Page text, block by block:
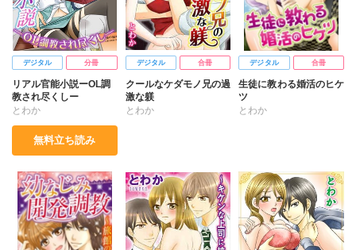
デジタル 分冊
リアル官能小説ーOL調
教され尽くしー
とわか
無料立ち読み
デジタル 合冊
クールなケダモノ兄の過
激な躾
とわか
デジタル 合冊
生徒に教わる婚活のヒケ
ツ
とわか